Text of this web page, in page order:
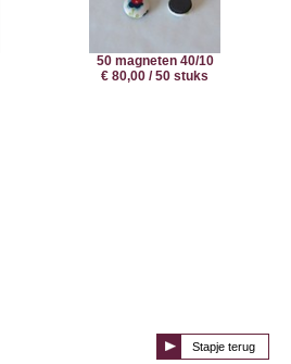
50 magneten 40/10
€ 80,00 / 50 stuks
Stapje terug